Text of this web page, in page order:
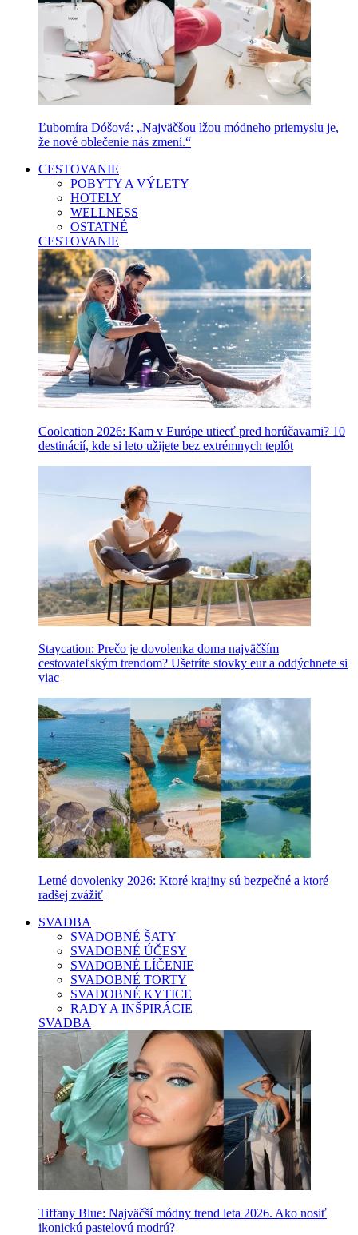
Ľubomíra Dóšová: „Najväčšou lžou módneho priemyslu je,
že nové oblečenie nás zmení.“
CESTOVANIE
POBYTY A VÝLETY
HOTELY
WELLNESS
OSTATNÉ
CESTOVANIE
Coolcation 2026: Kam v Európe utiecť pred horúčavami? 10
destinácií, kde si leto užijete bez extrémnych teplôt
Staycation: Prečo je dovolenka doma najväčším
cestovateľským trendom? Ušetríte stovky eur a oddýchnete si
viac
Letné dovolenky 2026: Ktoré krajiny sú bezpečné a ktoré
radšej zvážiť
SVADBA
SVADOBNÉ ŠATY
SVADOBNÉ ÚČESY
SVADOBNÉ LÍČENIE
SVADOBNÉ TORTY
SVADOBNÉ KYTICE
RADY A INŠPIRÁCIE
SVADBA
Tiffany Blue: Najväčší módny trend leta 2026. Ako nosiť
ikonickú pastelovú modrú?